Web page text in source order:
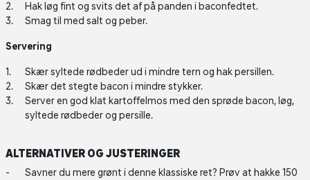
Hak løg fint og svits det af på panden i baconfedtet.
Smag til med salt og peber.
Servering
Skær syltede rødbeder ud i mindre tern og hak persillen.
Skær det stegte bacon i mindre stykker.
Server en god klat kartoffelmos med den sprøde bacon, løg,
syltede rødbeder og persille.
ALTERNATIVER OG JUSTERINGER
Savner du mere grønt i denne klassiske ret? Prøv at hakke 150